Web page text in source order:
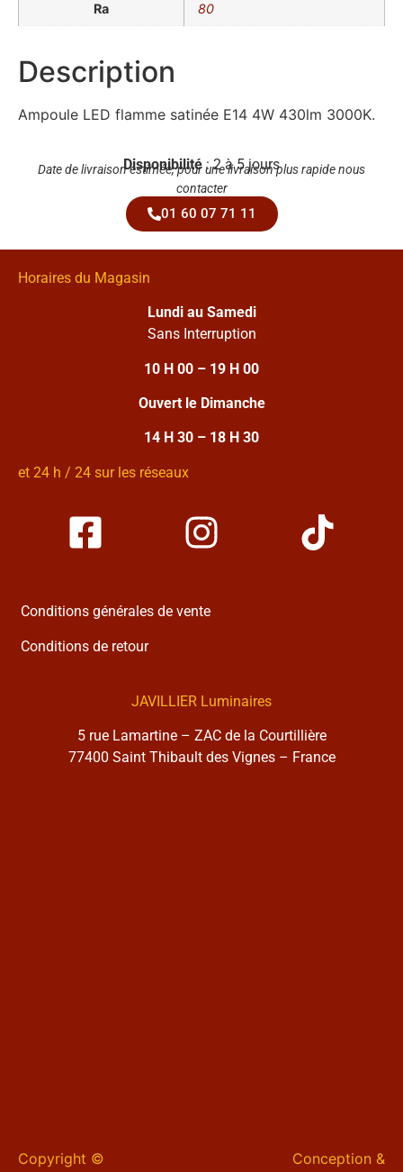
Ra 80
Description
Ampoule LED flamme satinée E14 4W 430lm 3000K.
Disponibilité : 2 à 5 jours
Date de livraison estimée, pour une livraison plus rapide nous
contacter
01 60 07 71 11
Horaires du Magasin
Lundi au Samedi
Sans Interruption
10 H 00 – 19 H 00
Ouvert le Dimanche
14 H 30 – 18 H 30
et 24 h / 24 sur les réseaux
Conditions générales de vente
Conditions de retour
JAVILLIER Luminaires
5 rue Lamartine – ZAC de la Courtillière
77400 Saint Thibault des Vignes – France
Copyright ©
Conception &